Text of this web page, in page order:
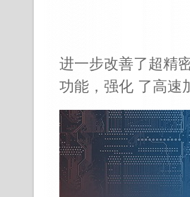
进一步改善了超精
功能，强化 了高速